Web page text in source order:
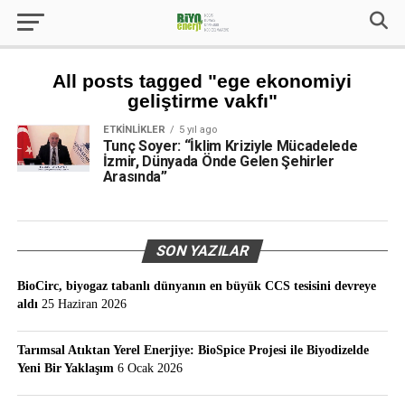
All posts tagged "ege ekonomiyi
geliştirme vakfı"
ETKINLIKLER 5 yıl ago
Tunç Soyer: “İklim Kriziyle Mücadelede
İzmir, Dünyada Önde Gelen Şehirler
Arasında”
SON YAZILAR
BioCirc, biyogaz tabanlı dünyanın en büyük CCS tesisini devreye
aldı 25 Haziran 2026
Tarımsal Atıktan Yerel Enerjiye: BioSpice Projesi ile Biyodizelde
Yeni Bir Yaklaşım 6 Ocak 2026